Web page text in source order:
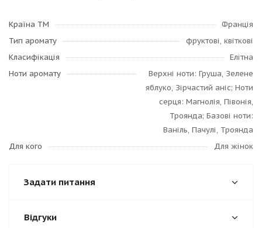
Країна ТМ
Франція
Тип аромату
фруктові, квіткові
Класифікація
Елітна
Ноти аромату
Верхні ноти: Груша, Зелене
яблуко, Зірчастий аніс; Ноти
серця: Магнолія, Півонія,
Троянда; Базові ноти:
Ваніль, Пачулі, Троянда
Для кого
Для жінок
Задати питання
Відгуки